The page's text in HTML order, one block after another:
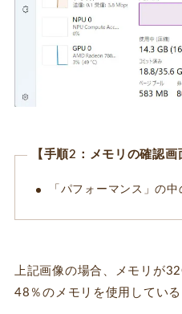
【手順2：メモリの確認画
「パフォーマンス」の
上記画像の場合、メモリが
48％のメモリを使用している